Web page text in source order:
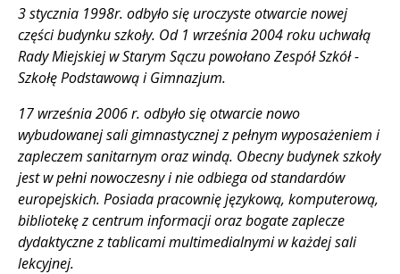
Treść
3 stycznia 1998r. odbyło się uroczyste otwarcie nowej
części budynku szkoły. Od 1 września 2004 roku uchwałą
Rady Miejskiej w Starym Sączu powołano Zespół Szkół -
Szkołę Podstawową i Gimnazjum.
17 września 2006 r. odbyło się otwarcie nowo
wybudowanej sali gimnastycznej z pełnym wyposażeniem i
zapleczem sanitarnym oraz windą. Obecny budynek szkoły
jest w pełni nowoczesny i nie odbiega od standardów
europejskich. Posiada pracownię językową, komputerową,
bibliotekę z centrum informacji oraz bogate zaplecze
dydaktyczne z tablicami multimedialnymi w każdej sali
lekcyjnej.